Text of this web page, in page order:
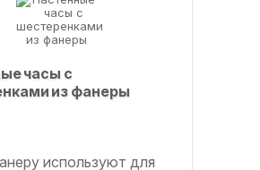
часы с
из фанеры
используют для